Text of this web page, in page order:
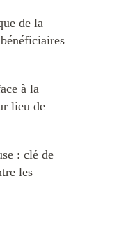
de la
à la
lieu de
: clé de
les